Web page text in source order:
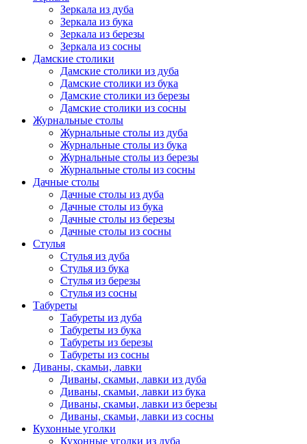
Зеркала из дуба
Зеркала из бука
Зеркала из березы
Зеркала из сосны
Дамские столики
Дамские столики из дуба
Дамские столики из бука
Дамские столики из березы
Дамские столики из сосны
Журнальные столы
Журнальные столы из дуба
Журнальные столы из бука
Журнальные столы из березы
Журнальные столы из сосны
Дачные столы
Дачные столы из дуба
Дачные столы из бука
Дачные столы из березы
Дачные столы из сосны
Стулья
Стулья из дуба
Стулья из бука
Стулья из березы
Стулья из сосны
Табуреты
Табуреты из дуба
Табуреты из бука
Табуреты из березы
Табуреты из сосны
Диваны, скамьи, лавки
Диваны, скамьи, лавки из дуба
Диваны, скамьи, лавки из бука
Диваны, скамьи, лавки из березы
Диваны, скамьи, лавки из сосны
Кухонные уголки
Кухонные уголки из дуба